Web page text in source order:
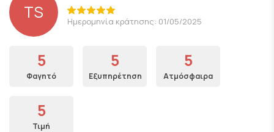
TS Ημερομηνία κράτησης: 01/05/2025
5
Φαγητό
5
Εξυπηρέτηση
5
Ατμόσφαιρα
5
Τιμή